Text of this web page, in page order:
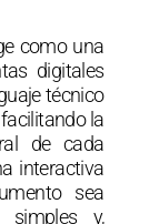
como una
digitales
técnico
la
de cada
interactiva
sea
simples y,